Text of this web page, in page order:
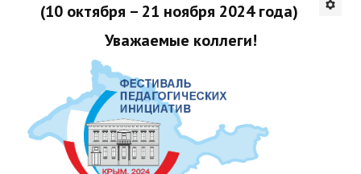
(10 октября – 21 ноября 2024 года)
Уважаемые коллеги!